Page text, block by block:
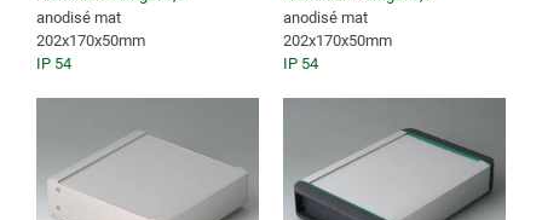
anodisé mat
202x170x50mm
IP 54
anodisé mat
202x170x50mm
IP 54